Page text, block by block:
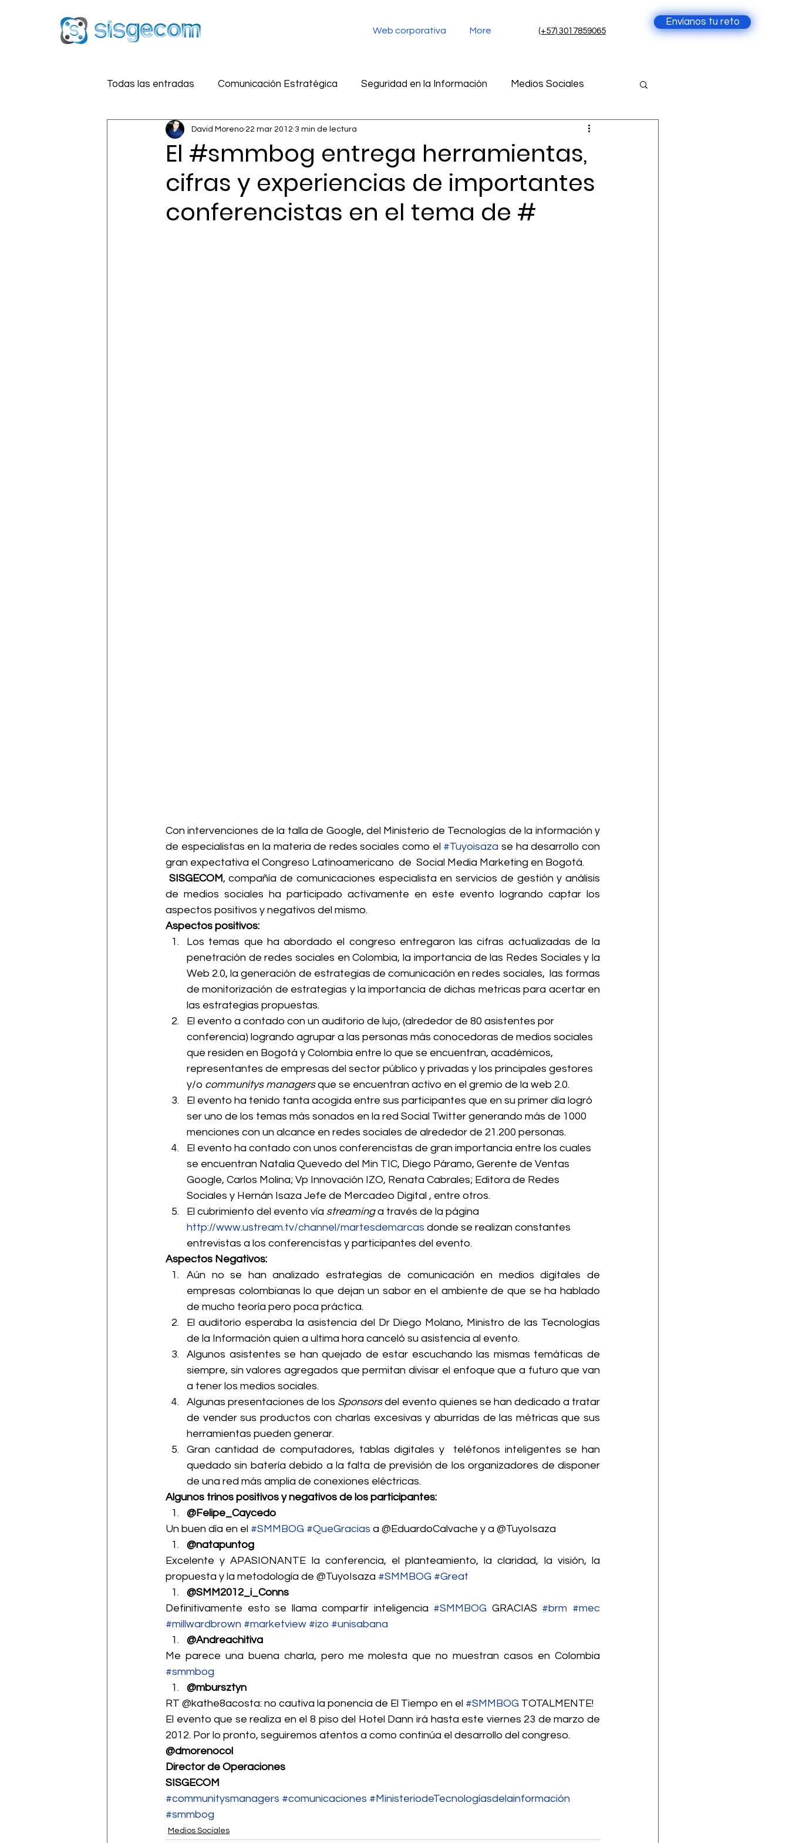
Web corporativa More (+57) 3017859065
Envíanos tu reto
Todas las entradas Comunicación Estratégica Seguridad en la Información Medios Sociales
Reputación Digital Estrategia digital Monitoreo de redes sociales
Medios Sociales Seguridad en la información Marketing Inteligencia Artificial
El #smmbog entrega herramientas,
cifras y experiencias de importantes
conferencistas en el tema de #
David Moreno 22 mar 2012 3 min de lectura
Con intervenciones de la talla de Google, del Ministerio de Tecnologías de la información y
de especialistas en la materia de redes sociales como el #Tuyoisaza se ha desarrollo con
gran expectativa el Congreso Latinoamericano  de  Social Media Marketing en Bogotá.
SISGECOM, compañía de comunicaciones especialista en servicios de gestión y análisis
de medios sociales ha participado activamente en este evento logrando captar los
aspectos positivos y negativos del mismo.
Aspectos positivos:
Los temas que ha abordado el congreso entregaron las cifras actualizadas de la
penetración de redes sociales en Colombia, la importancia de las Redes Sociales y la
Web 2.0, la generación de estrategias de comunicación en redes sociales,  las formas
de monitorización de estrategias y la importancia de dichas metricas para acertar en
las estrategias propuestas.
El evento a contado con un auditorio de lujo, (alrededor de 80 asistentes por
conferencia) logrando agrupar a las personas más conocedoras de medios sociales
que residen en Bogotá y Colombia entre lo que se encuentran, académicos,
representantes de empresas del sector público y privadas y los principales gestores
y/o communitys managers que se encuentran activo en el gremio de la web 2.0.
El evento ha tenido tanta acogida entre sus participantes que en su primer día logró
ser uno de los temas más sonados en la red Social Twitter generando más de 1000
menciones con un alcance en redes sociales de alrededor de 21.200 personas.
El evento ha contado con unos conferencistas de gran importancia entre los cuales
se encuentran Natalia Quevedo del Min TIC, Diego Páramo, Gerente de Ventas
Google, Carlos Molina; Vp Innovación IZO, Renata Cabrales; Editora de Redes
Sociales y Hernán Isaza Jefe de Mercadeo Digital , entre otros.
El cubrimiento del evento vía streaming a través de la página
http://www.ustream.tv/channel/martesdemarcas donde se realizan constantes
entrevistas a los conferencistas y participantes del evento.
Aspectos Negativos:
Aún no se han analizado estrategias de comunicación en medios digitales de
empresas colombianas lo que dejan un sabor en el ambiente de que se ha hablado
de mucho teoría pero poca práctica.
El auditorio esperaba la asistencia del Dr Diego Molano, Ministro de las Tecnologías
de la Información quien a ultima hora canceló su asistencia al evento.
Algunos asistentes se han quejado de estar escuchando las mismas temáticas de
siempre, sin valores agregados que permitan divisar el enfoque que a futuro que van
a tener los medios sociales.
Algunas presentaciones de los Sponsors del evento quienes se han dedicado a tratar
de vender sus productos con charlas excesivas y aburridas de las métricas que sus
herramientas pueden generar.
Gran cantidad de computadores, tablas digitales y  teléfonos inteligentes se han
quedado sin batería debido a la falta de previsión de los organizadores de disponer
de una red más amplia de conexiones eléctricas.
Algunos trinos positivos y negativos de los participantes:
@Felipe_Caycedo
Un buen día en el #SMMBOG #QueGracias a @EduardoCalvache y a @TuyoIsaza
@natapuntog
Excelente y APASIONANTE la conferencia, el planteamiento, la claridad, la visión, la
propuesta y la metodología de @TuyoIsaza #SMMBOG #Great
@SMM2012_i_Conns
Definitivamente esto se llama compartir inteligencia #SMMBOG GRACIAS #brm #mec
#millwardbrown #marketview #izo #unisabana
@Andreachitiva
#smmbog
@mbursztyn
RT @kathe8acosta: no cautiva la ponencia de El Tiempo en el #SMMBOG TOTALMENTE!
El evento que se realiza en el 8 piso del Hotel Dann irá hasta este viernes 23 de marzo de
2012. Por lo pronto, seguiremos atentos a como continúa el desarrollo del congreso.
@dmorenocol
Director de Operaciones
SISGECOM
#communitysmanagers #comunicaciones #MinisteriodeTecnologíasdelainformación
#smmbog
Medios Sociales